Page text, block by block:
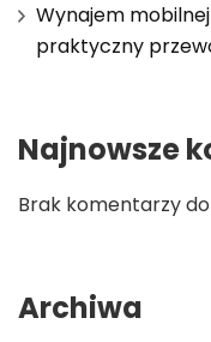
Wynajem
praktyczny
Najnowsze
Brak komentarzy
Archiwa